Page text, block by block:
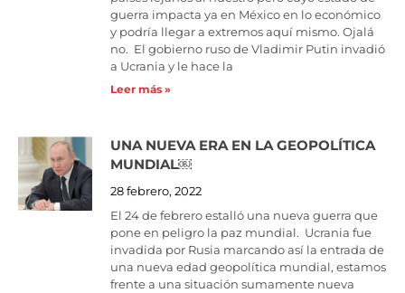
guerra impacta ya en México en lo económico
y podría llegar a extremos aquí mismo. Ojalá
no. El gobierno ruso de Vladimir Putin invadió
a Ucrania y le hace la
Leer más »
UNA NUEVA ERA EN LA GEOPOLÍTICA
MUNDIAL￼
28 febrero, 2022
El 24 de febrero estalló una nueva guerra que
pone en peligro la paz mundial. Ucrania fue
invadida por Rusia marcando así la entrada de
una nueva edad geopolítica mundial, estamos
frente a una situación sumamente nueva